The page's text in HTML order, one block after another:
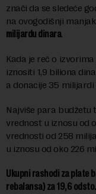
znači da se sledeće
na ovogodišnji
milijardu dinara.
Kada je reč o
iznositi 1,9 biliona
a donacije 35 milijardi
Najviše para budžetu
vrednost u iznosu od
vrednosti od 258
u iznosu od oko 226
Ukupni rashodi za plate
rebalansa) za 19,6 odsto.